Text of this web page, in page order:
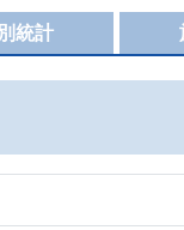
統計